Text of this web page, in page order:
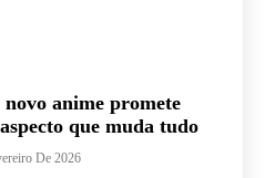
anime promete
que muda tudo
De 2026